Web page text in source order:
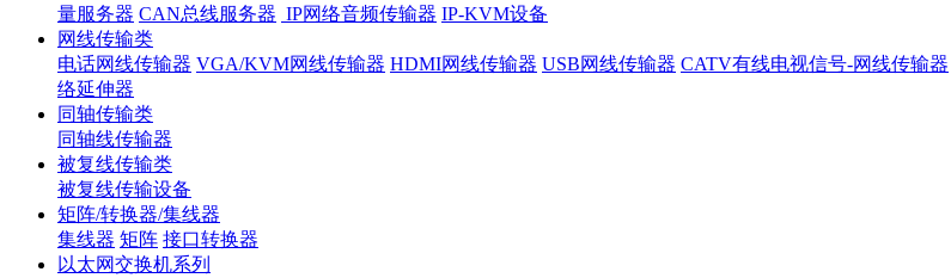
量服务器 CAN总线服务器 IP网络音频传输器 IP-KVM设备
网线传输类
电话网线传输器 VGA/KVM网线传输器 HDMI网线传输器 USB网线传输器 CATV有线电视信号-网线传输器
络延伸器
同轴传输类
同轴线传输器
被复线传输类
被复线传输设备
矩阵/转换器/集线器
集线器 矩阵 接口转换器
以太网交换机系列